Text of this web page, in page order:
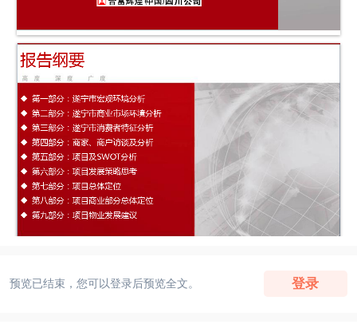
预览已结束，您可以登录后预览全文。 登录